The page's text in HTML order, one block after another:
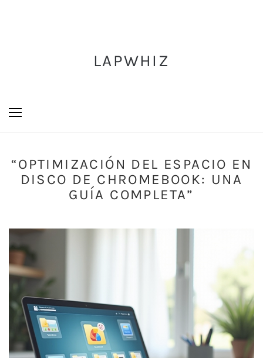
LAPWHIZ
“OPTIMIZACIÓN DEL ESPACIO EN
DISCO DE CHROMEBOOK: UNA
GUÍA COMPLETA”